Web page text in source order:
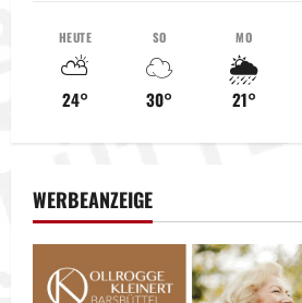
HEUTE
⛅
24°
SO
☁️
30°
MO
🌦️
21°
WERBEANZEIGE